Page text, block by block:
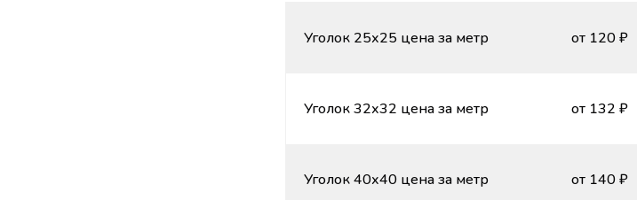
Уголок 25х25 цена за метр от 120 ₽
Уголок 32х32 цена за метр от 132 ₽
Уголок 40х40 цена за метр от 140 ₽